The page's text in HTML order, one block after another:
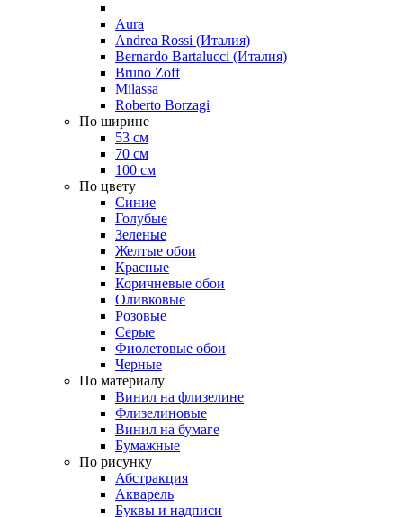
Aura
Andrea Rossi (Италия)
Bernardo Bartalucci (Италия)
Bruno Zoff
Milassa
Roberto Borzagi
По ширине
53 см
70 см
100 см
По цвету
Синие
Голубые
Зеленые
Желтые обои
Красные
Коричневые обои
Оливковые
Розовые
Серые
Фиолетовые обои
Черные
По материалу
Винил на флизелине
Флизелиновые
Винил на бумаге
Бумажные
По рисунку
Абстракция
Акварель
Буквы и надписи